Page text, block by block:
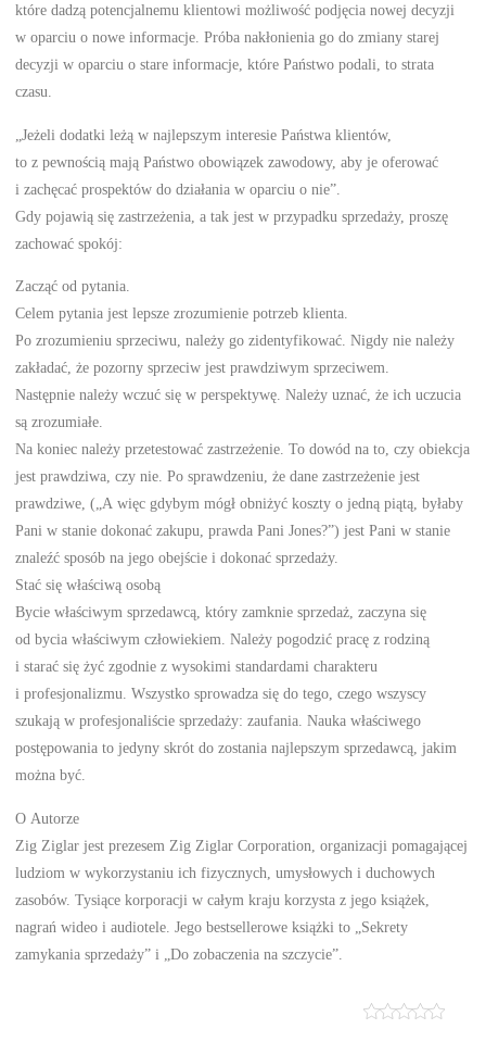
które dadzą potencjalnemu klientowi możliwość podjęcia nowej decyzji
w oparciu o nowe informacje. Próba nakłonienia go do zmiany starej
decyzji w oparciu o stare informacje, które Państwo podali, to strata
czasu.
„Jeżeli dodatki leżą w najlepszym interesie Państwa klientów,
to z pewnością mają Państwo obowiązek zawodowy, aby je oferować
i zachęcać prospektów do działania w oparciu o nie”.
Gdy pojawią się zastrzeżenia, a tak jest w przypadku sprzedaży, proszę
zachować spokój:
Zacząć od pytania.
Celem pytania jest lepsze zrozumienie potrzeb klienta.
Po zrozumieniu sprzeciwu, należy go zidentyfikować. Nigdy nie należy
zakładać, że pozorny sprzeciw jest prawdziwym sprzeciwem.
Następnie należy wczuć się w perspektywę. Należy uznać, że ich uczucia
są zrozumiałe.
Na koniec należy przetestować zastrzeżenie. To dowód na to, czy obiekcja
jest prawdziwa, czy nie. Po sprawdzeniu, że dane zastrzeżenie jest
prawdziwe, („A więc gdybym mógł obniżyć koszty o jedną piątą, byłaby
Pani w stanie dokonać zakupu, prawda Pani Jones?”) jest Pani w stanie
znaleźć sposób na jego obejście i dokonać sprzedaży.
Stać się właściwą osobą
Bycie właściwym sprzedawcą, który zamknie sprzedaż, zaczyna się
od bycia właściwym człowiekiem. Należy pogodzić pracę z rodziną
i starać się żyć zgodnie z wysokimi standardami charakteru
i profesjonalizmu. Wszystko sprowadza się do tego, czego wszyscy
szukają w profesjonaliście sprzedaży: zaufania. Nauka właściwego
postępowania to jedyny skrót do zostania najlepszym sprzedawcą, jakim
można być.
O Autorze
Zig Ziglar jest prezesem Zig Ziglar Corporation, organizacji pomagającej
ludziom w wykorzystaniu ich fizycznych, umysłowych i duchowych
zasobów. Tysiące korporacji w całym kraju korzysta z jego książek,
nagrań wideo i audiotele. Jego bestsellerowe książki to „Sekrety
zamykania sprzedaży” i „Do zobaczenia na szczycie”.